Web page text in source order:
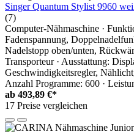
Singer Quantum Stylist 9960
(7)
Computer-Nähmaschine ·
Fadenspannung,
Nadelstopp oben/unten,
Transporteur · Ausstattung:
Geschwindigkeitsregler,
Anzahl Programme: 600 ·
ab 493,89 €*
17 Preise vergleichen